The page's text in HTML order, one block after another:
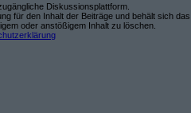
Diskussionsplattform.
für den Inhalt der Beiträge und behält sich das
oder anstößigem Inhalt zu löschen.